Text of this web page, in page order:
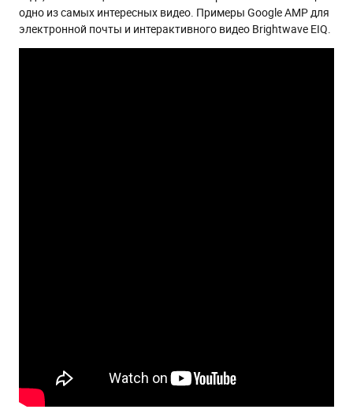
одно из самых интересных видео. Примеры Google AMP для
электронной почты и интерактивного видео Brightwave EIQ.